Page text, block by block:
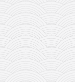
бонус садржај
светлопис
законоправило
духовни отац
православље